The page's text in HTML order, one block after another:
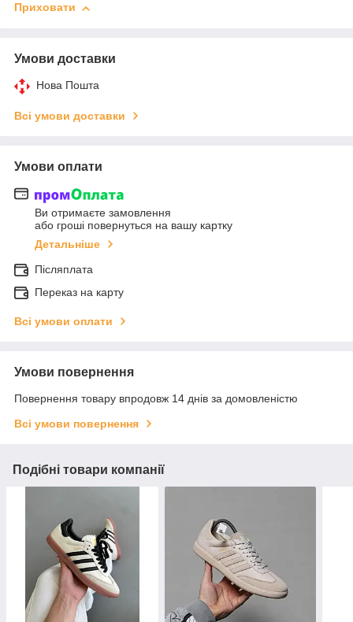
Приховати
Умови доставки
Нова Пошта
Всі умови доставки
Умови оплати
Ви отримаєте замовлення
або гроші повернуться на вашу картку
Детальніше
Післяплата
Переказ на карту
Всі умови оплати
Умови повернення
Повернення товару впродовж 14 днів за домовленістю
Всі умови повернення
Подібні товари компанії